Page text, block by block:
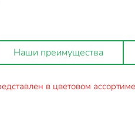
Наши преимущества
в цветовом